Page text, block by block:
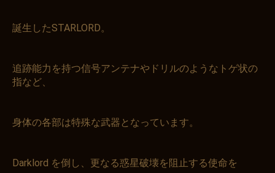
誕生したSTARLORD。
追跡能力を持つ信号アンテナやドリルのようなトゲ状の
指など、
身体の各部は特殊な武器となっています。
Darklord を倒し、更なる惑星破壊を阻止する使命を